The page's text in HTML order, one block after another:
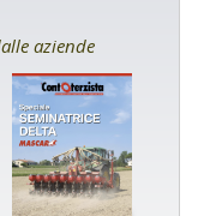
aziende